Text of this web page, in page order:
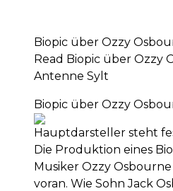
Biopic über Ozzy
Read Biopic über Ozzy
Antenne Sylt
Biopic über Ozzy
Hauptdarsteller steht
Die Produktion eines
Musiker Ozzy
voran. Wie Sohn Jack